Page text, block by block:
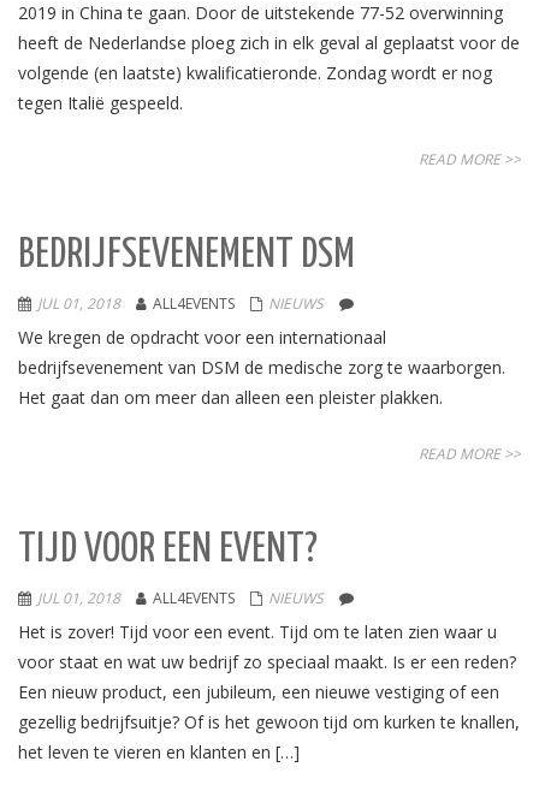
2019 in China te gaan. Door de uitstekende 77-52 overwinning
heeft de Nederlandse ploeg zich in elk geval al geplaatst voor de
volgende (en laatste) kwalificatieronde. Zondag wordt er nog
tegen Italië gespeeld.
READ MORE >>
BEDRIJFSEVENEMENT DSM
JUL 01, 2018 ALL4EVENTS NIEUWS
We kregen de opdracht voor een internationaal
bedrijfsevenement van DSM de medische zorg te waarborgen.
Het gaat dan om meer dan alleen een pleister plakken.
READ MORE >>
TIJD VOOR EEN EVENT?
JUL 01, 2018 ALL4EVENTS NIEUWS
Het is zover! Tijd voor een event. Tijd om te laten zien waar u
voor staat en wat uw bedrijf zo speciaal maakt. Is er een reden?
Een nieuw product, een jubileum, een nieuwe vestiging of een
gezellig bedrijfsuitje? Of is het gewoon tijd om kurken te knallen,
het leven te vieren en klanten en […]